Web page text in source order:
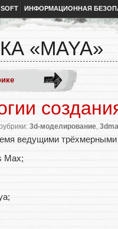
ИНФОРМАЦИОННАЯ
«MAYA»
рубрики: 3d-моделирование
ведущими
Max;